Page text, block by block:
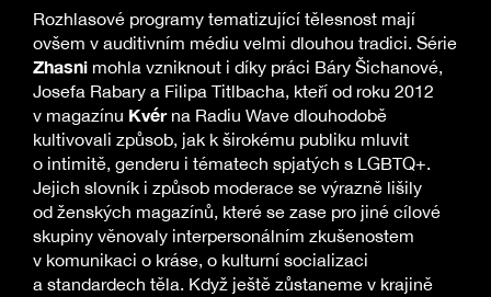
Rozhlasové programy tematizující tělesnost mají
ovšem v auditivním médiu velmi dlouhou tradici. Série
Zhasni mohla vzniknout i díky práci Báry Šichanové,
Josefa Rabary a Filipa Titlbacha, kteří od roku 2012
v magazínu Kvér na Radiu Wave dlouhodobě
kultivovali způsob, jak k širokému publiku mluvit
o intimitě, genderu i tématech spjatých s LGBTQ+.
Jejich slovník i způsob moderace se výrazně lišily
od ženských magazínů, které se zase pro jiné cílové
skupiny věnovaly interpersonálním zkušenostem
v komunikaci o kráse, o kulturní socializaci
a standardech těla. Když ještě zůstaneme v krajině